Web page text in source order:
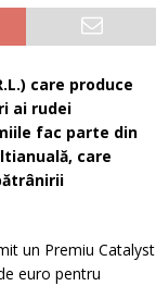
care produce
ai rudei
fac parte din
care
un Premiu Catalyst
euro pentru